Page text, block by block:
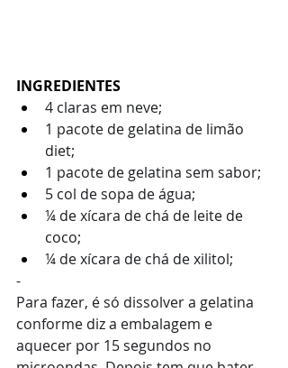
INGREDIENTES
4 claras em neve;
1 pacote de gelatina de limão
diet;
1 pacote de gelatina sem sabor;
5 col de sopa de água;
¼ de xícara de chá de leite de
coco;
¼ de xícara de chá de xilitol;
-
Para fazer, é só dissolver a gelatina
conforme diz a embalagem e
aquecer por 15 segundos no